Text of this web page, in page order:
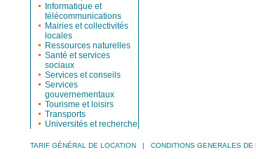
Informatique et
télécommunications
Mairies et collectivités
locales
Ressources naturelles
Santé et services
sociaux
Services et conseils
Services
gouvernementaux
Tourisme et loisirs
Transports
Universités et recherche
TARIF GÉNÉRAL DE LOCATION| CONDITIONS GENERALES DE